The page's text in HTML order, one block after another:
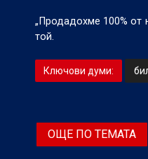
„Продадохме 100% от
той.
Ключови думи:
ОЩЕ ПО ТЕМАТА